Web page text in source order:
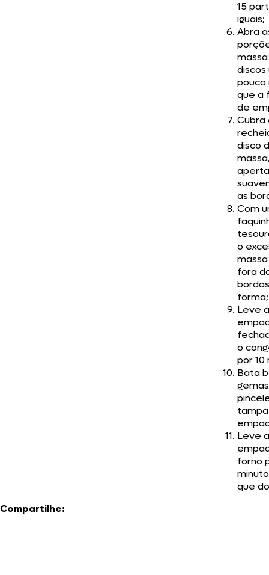
15
iguais;
Abra
discos
pouco
que a
de
Cubra
disco
as
Com
o
fora
forma;
Leve
o
por 10
Bata
Leve
forno
que
Compartilhe: